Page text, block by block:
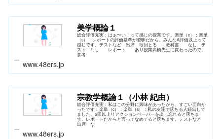
美学概論１
総合評価充実：はぁ〜い！って感じの授業です。楽単（c）：楽単
（s）：レポートの評価基準が曖昧だから、みんなA評価以上って
感じです。テストなど 出席 毎回とる 教科書 なし テ
スト なし レポート あり授業高橋先生に変わったので、
参考
www.48ers.jp
宗教学概論１（小林 紀由）
総合評価充実：私はこの分野に興味があったから、すごい面白か
ったです！楽単（c）：楽単（s）：私の友達で落ちる人続出して
ました。5回以上リアクションペーパーを出し忘れると落ちま
す。レポートだからと言ってなめてると落ちます。テストなど
出席 な
www.48ers.jp